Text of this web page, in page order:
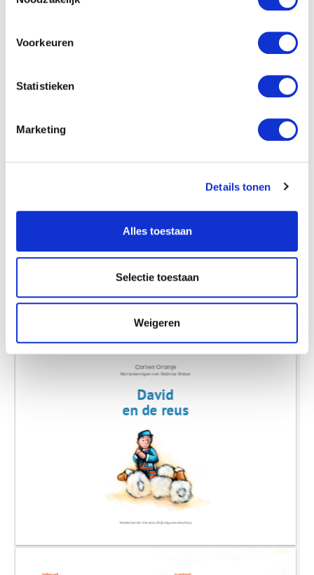
Voorkeuren
Statistieken
Marketing
Details tonen
Alles toestaan
Selectie toestaan
Weigeren
Druk:
Leesfragment